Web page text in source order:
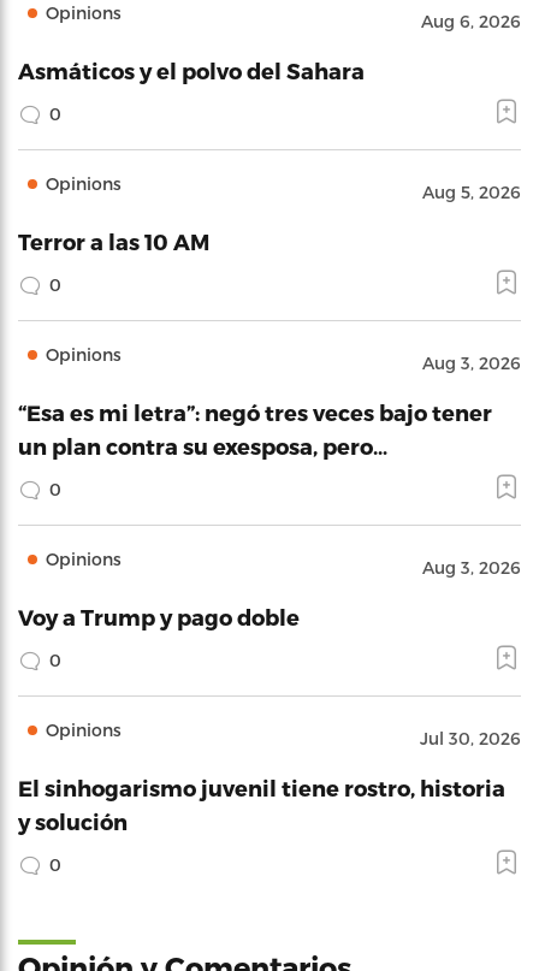
Opinions Aug 6, 2026
Asmáticos y el polvo del Sahara
0
Opinions Aug 5, 2026
Terror a las 10 AM
0
Opinions Aug 3, 2026
“Esa es mi letra”: negó tres veces bajo tener
un plan contra su exesposa, pero…
0
Opinions Aug 3, 2026
Voy a Trump y pago doble
0
Opinions Jul 30, 2026
El sinhogarismo juvenil tiene rostro, historia
y solución
0